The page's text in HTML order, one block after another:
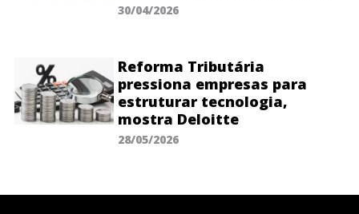
30/04/2026
Reforma Tributária
pressiona empresas para
estruturar tecnologia,
mostra Deloitte
28/05/2026